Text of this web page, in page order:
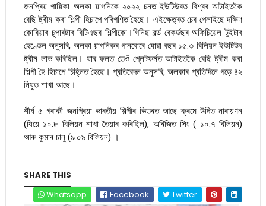
জনপ্ৰিয় গায়িকা অলকা য়াগনিকে ২০২২ চনত ইউটিউবত বিশ্বৰ আটাইতকৈ
বেছি ষ্ট্ৰীম কৰা শিল্পী হিচাপে পৰিগণিত হৈছে। এইক্ষেত্ৰত চেৰ পেলাইছে দক্ষিণ
কোৰিয়াৰ চুপাৰষ্টাৰ বিটিএছৰ শিল্পীকো।গিনিছ ৱৰ্ল্ড ৰেকৰ্ডছৰ অফিচিয়েল টুইটাৰ
হেণ্ডেল অনুসৰি, অলকা য়াগনিকৰ গানবোৰে যোৱা বছৰ ১৫.৩ বিলিয়ন ইউটিউব
ষ্ট্ৰীম লাভ কৰিছিল। যাৰ ফলত তেওঁ প্লেটফৰ্মত আটাইতকৈ বেছি ষ্ট্ৰীম কৰা
শিল্পী হৈ হিচাপে চিহ্নিত হৈছে। প্ৰতিবেদন অনুসৰি, অলকাৰ প্ৰতিদিনে গড়ে ৪২
নিযুত শাখা আছে।
শীৰ্ষ ৫ গৰাকী জনপ্ৰিয়া ভাৰতীয় শিল্পীৰ ভিতৰত আছে ক্ৰমে উদিত নাৰায়ণন
(যিয়ে ১০.৮ বিলিয়ন শাখা তৈয়াৰ কৰিছিল), অৰিজিত সিং ( ১০.৭ বিলিয়ন)
আৰু কুমাৰ চানু (৯.০৯ বিলিয়ন) ।
SHARE THIS
Whatsapp
Facebook Twitter